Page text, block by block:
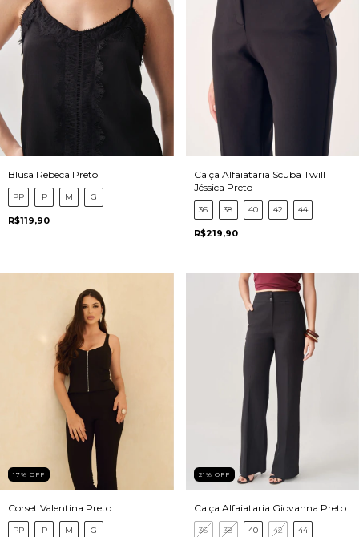
Blusa Rebeca Preto
PP P M G
R$119,90
Calça Alfaiataria Scuba Twill
Jéssica Preto
36 38 40 42 44
R$219,90
17% OFF
Corset Valentina Preto
PP P M G
21 % OFF
Calça Alfaiataria Giovanna Preto
36 38 40 42 44